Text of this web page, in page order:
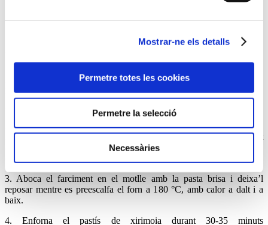
Mostrar-ne els detalls
Permetre totes les cookies
Permetre la selecció
Necessàries
• 100 g de sucre
1. Prepara la pasta brisa i estira-la per a folrar el motlle, que
prèviament has greixat amb una mica de mantega. Millor si utilitzes
un motlle amb base desmuntable. Deixa-ho refredar en la nevera
2. Mescla en un bol els ous amb el iogurt natural, la polpa de
xirimoia, el coco rallat, el sucre i l’extracte de vainilla. Tritura tot
amb un batedora per a integrar la xirimoia i aconseguir una mescla
3. Aboca el farciment en el motlle amb la pasta brisa i deixa’l
reposar mentre es preescalfa el forn a 180 °C, amb calor a dalt i a
baix.
4. Enforna el pastís de xirimoia durant 30-35 minuts